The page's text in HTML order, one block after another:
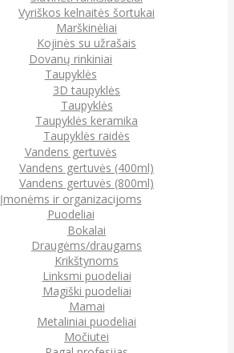
Vyriškos kelnaitės šortukai
Marškinėliai
Kojinės su užrašais
Dovanų rinkiniai
Taupyklės
3D taupyklės
Taupyklės
Taupyklės keramika
Taupyklės raidės
Vandens gertuvės
Vandens gertuvės (400ml)
Vandens gertuvės (800ml)
Įmonėms ir organizacijoms
Puodeliai
Bokalai
Draugėms/draugams
Krikštynoms
Linksmi puodeliai
Magiški puodeliai
Mamai
Metaliniai puodeliai
Močiutei